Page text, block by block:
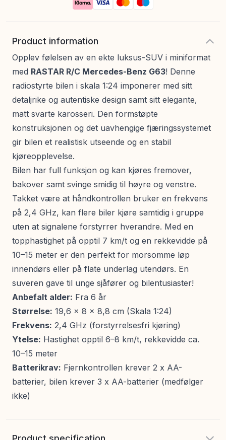
Product information
Opplev følelsen av en ekte luksus-SUV i miniformat
med RASTAR R/C Mercedes-Benz G63! Denne
radiostyrte bilen i skala 1:24 imponerer med sitt
detaljrike og autentiske design samt sitt elegante,
matt svarte karosseri. Den formstøpte
konstruksjonen og det uavhengige fjæringssystemet
gir bilen et realistisk utseende og en stabil
kjøreopplevelse.
Bilen har full funksjon og kan kjøres fremover,
bakover samt svinge smidig til høyre og venstre.
Takket være at håndkontrollen bruker en frekvens
på 2,4 GHz, kan flere biler kjøre samtidig i gruppe
uten at signalene forstyrrer hverandre. Med en
topphastighet på opptil 7 km/t og en rekkevidde på
10–15 meter er den perfekt for morsomme løp
innendørs eller på flate underlag utendørs. En
suveren gave til unge sjåfører og bilentusiaster!
Anbefalt alder: Fra 6 år
Størrelse: 19,6 x 8 x 8,8 cm (Skala 1:24)
Frekvens: 2,4 GHz (forstyrrelsesfri kjøring)
Ytelse: Hastighet opptil 6–8 km/t, rekkevidde ca.
10–15 meter
Batterikrav: Fjernkontrollen krever 2 x AA-
batterier, bilen krever 3 x AA-batterier (medfølger
ikke)